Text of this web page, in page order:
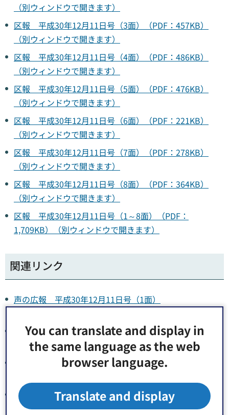
You can translate and display in
the same language as the web
browser language.
Translate and display
（別ウィンドウで開きます）
区報 平成30年12月11日号（3面）（PDF：457KB）
（別ウィンドウで開きます）
区報 平成30年12月11日号（4面）（PDF：486KB）
（別ウィンドウで開きます）
区報 平成30年12月11日号（5面）（PDF：476KB）
（別ウィンドウで開きます）
区報 平成30年12月11日号（6面）（PDF：221KB）
（別ウィンドウで開きます）
区報 平成30年12月11日号（7面）（PDF：278KB）
（別ウィンドウで開きます）
区報 平成30年12月11日号（8面）（PDF：364KB）
（別ウィンドウで開きます）
区報 平成30年12月11日号（1～8面）（PDF：
1,709KB）（別ウィンドウで開きます）
関連リンク
声の広報 平成30年12月11日号（1面）
声の広報 平成30年12月11日号（2-3面）
（MP3:5,159KB）（別ウィンドウで開きます）
声の広報 平成30年12月11日号（4-5面）
声の広報 平成30年12月11日号（6-7面）
（MP3:10,068KB）（別ウィンドウで開きます）